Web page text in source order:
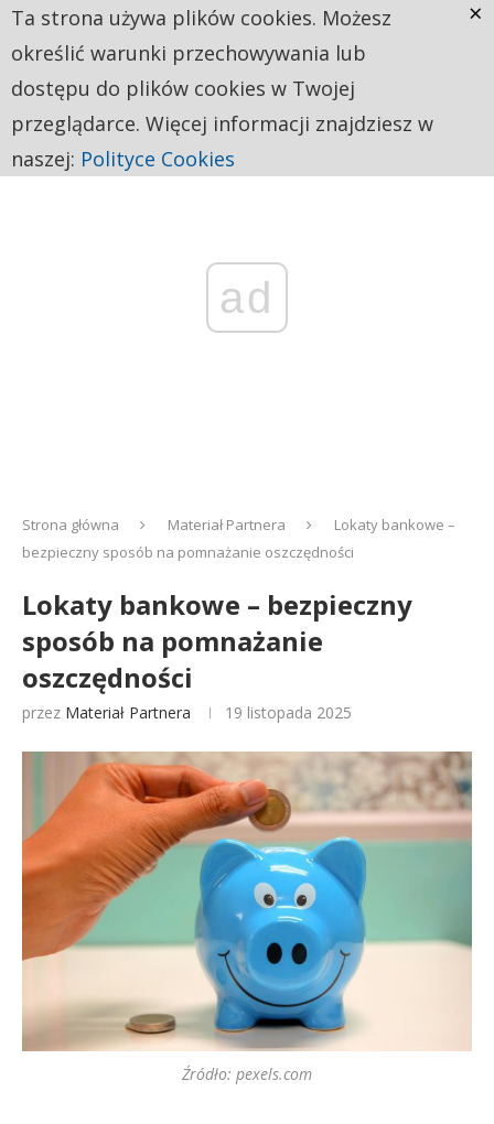
ad
Strona główna Materiał Partnera
Lokaty bankowe –
bezpieczny sposób na pomnażanie oszczędności
Lokaty bankowe – bezpieczny
sposób na pomnażanie
oszczędności
przez Materiał Partnera 19 listopada 2025
Źródło: pexels.com
Ta strona używa plików cookies. Możesz
określić warunki przechowywania lub
dostępu do plików cookies w Twojej
przeglądarce. Więcej informacji znajdziesz w
naszej: Polityce Cookies
×